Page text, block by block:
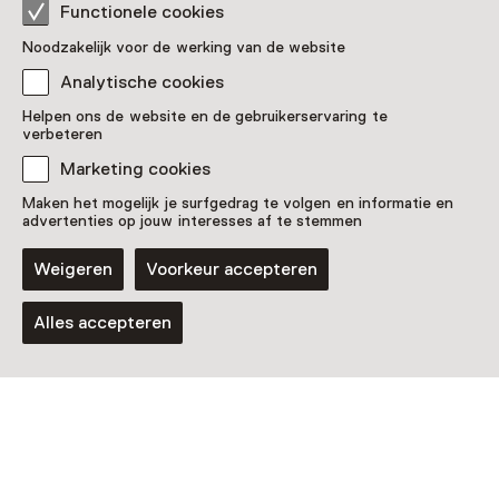
Functionele cookies
Noodzakelijk voor de werking van de website
Analytische cookies
Helpen ons de website en de gebruikerservaring te
verbeteren
Marketing cookies
Maken het mogelijk je surfgedrag te volgen en informatie en
advertenties op jouw interesses af te stemmen
Weigeren Voorkeur accepteren
Alles accepteren